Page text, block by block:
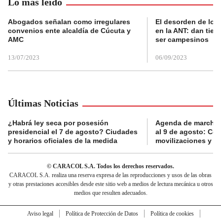
Abogados señalan como irregulares
convenios ente alcaldía de Cúcuta y
AMC
13/07/2023
El desorden de
en la ANT: dan
ser campesinos
06/09/2023
Últimas Noticias
¿Habrá ley seca por posesión
presidencial el 7 de agosto? Ciudades
y horarios oficiales de la medida
Agenda de
al 9 de agosto:
movilizaciones y
© CARACOL S.A. Todos los derechos reservados.
CARACOL S.A. realiza una reserva expresa de las reproducciones y usos de las obras
y otras prestaciones accesibles desde este sitio web a medios de lectura mecánica u otros
medios que resulten adecuados.
Aviso legal Política de Protección de Datos Política de cookies